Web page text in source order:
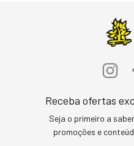
Receba ofertas
Seja o primeiro a
promoções e